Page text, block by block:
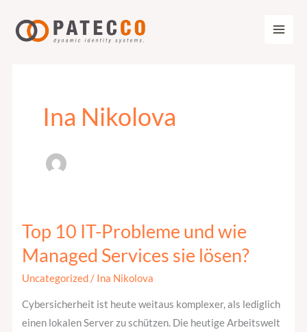
Inhalt
springen
Ina Nikolova
Top 10 IT-Probleme und wie
Managed Services sie lösen?
Uncategorized/ Ina Nikolova
Cybersicherheit ist heute weitaus komplexer, als lediglich
einen lokalen Server zu schützen. Die heutige Arbeitswelt
Top
10
IT-
Probleme
und
wie